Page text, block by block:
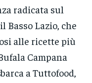
radicata sul
Basso Lazio, che
alle ricette più
Campana
a Tuttofood,